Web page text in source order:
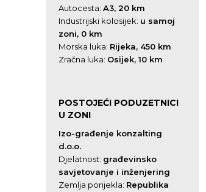
Autocesta:A3, 20 km
Industrijski kolosijek: u samoj
zoni, 0 km
Morska luka: Rijeka, 450 km
Zračna luka: Osijek, 10 km
POSTOJEĆI PODUZETNICI
U ZONI
Izo-građenje konzalting
d.o.o.
Djelatnost: građevinsko
savjetovanje i inženjering
Zemlja porijekla: Republika